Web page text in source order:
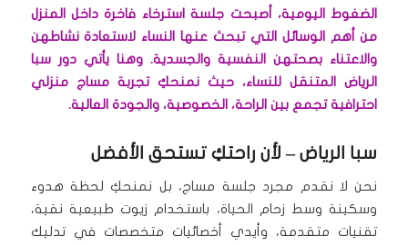
الضغوط اليومية، أصبحت جلسة استرخاء فاخرة داخل المنزل
من أهم الوسائل التي تبحث عنها النساء لاستعادة نشاطهن
والاعتناء بصحتهن النفسية والجسدية. وهنا يأتي دور سبا
الرياض المتنقل للنساء، حيث نمنحكِ تجربة مساج منزلي
احترافية تجمع بين الراحة، الخصوصية، والجودة العالية.
سبا الرياض – لأن راحتكِ تستحق الأفضل
نحن لا نقدم مجرد جلسة مساج، بل نمنحكِ لحظة هدوء
وسكينة وسط زحام الحياة، باستخدام زيوت طبيعية نقية،
تقنيات متقدمة، وأيدي أخصائيات متخصصات في تدليك